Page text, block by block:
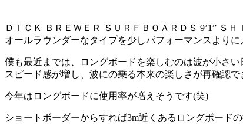
ＤＩＣＫ ＢＲＥＷＥＲ ＳＵＲＦＢＯＡＲＤＳ 9’1” ＳＨ
オールラウンダーなタイプを少しパフォーマンスより
僕も最近までは、ロングボードを楽しむのは波が小さ
スピード感が増し、波にの乗る本来の楽しさが再確認で
今年はロングボードに使用率が増えそうです(笑)
ショートボーダーからすれば3m近くあるロングボード